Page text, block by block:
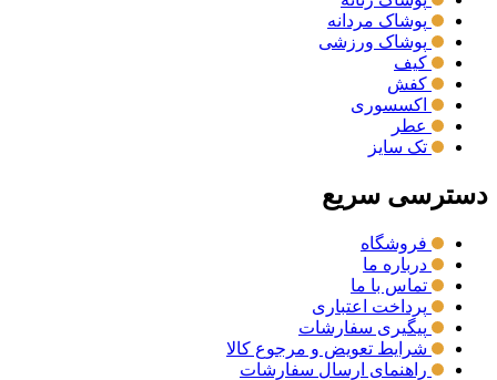
پوشاک مردانه
پوشاک ورزشی
کیف
کفش
اکسسوری
عطر
تک سایز
دسترسی سریع
فروشگاه
درباره ما
تماس با ما
پرداخت اعتباری
پیگیری سفارشات
شرایط تعویض و مرجوع کالا
راهنمای ارسال سفارشات